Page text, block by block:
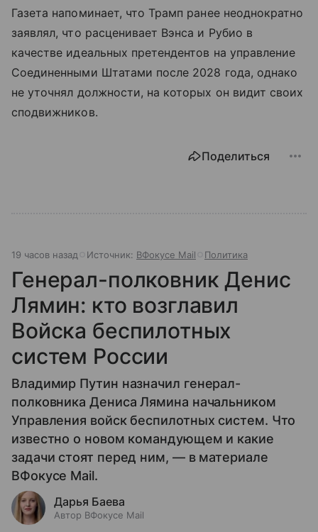
Газета напоминает, что Трамп ранее неоднократно
заявлял, что расценивает Вэнса и Рубио в
качестве идеальных претендентов на управление
Соединенными Штатами после 2028 года, однако
не уточнял должности, на которых он видит своих
сподвижников.
Поделиться
19 часов назад Источник: ВФокусе Mail Политика
Генерал-полковник Денис
Лямин: кто возглавил
Войска беспилотных
систем России
Владимир Путин назначил генерал-
полковника Дениса Лямина начальником
Управления войск беспилотных систем. Что
известно о новом командующем и какие
задачи стоят перед ним, — в материале
ВФокусе Mail.
Дарья Баева
Автор ВФокусе Mail